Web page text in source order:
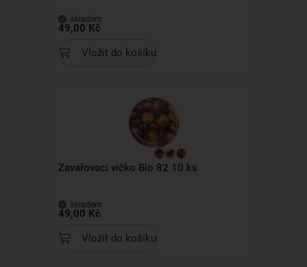
skladem
49,00 Kč
Vložit do košíku
Zavařovací víčko Bio 82 10 ks
skladem
49,00 Kč
Vložit do košíku